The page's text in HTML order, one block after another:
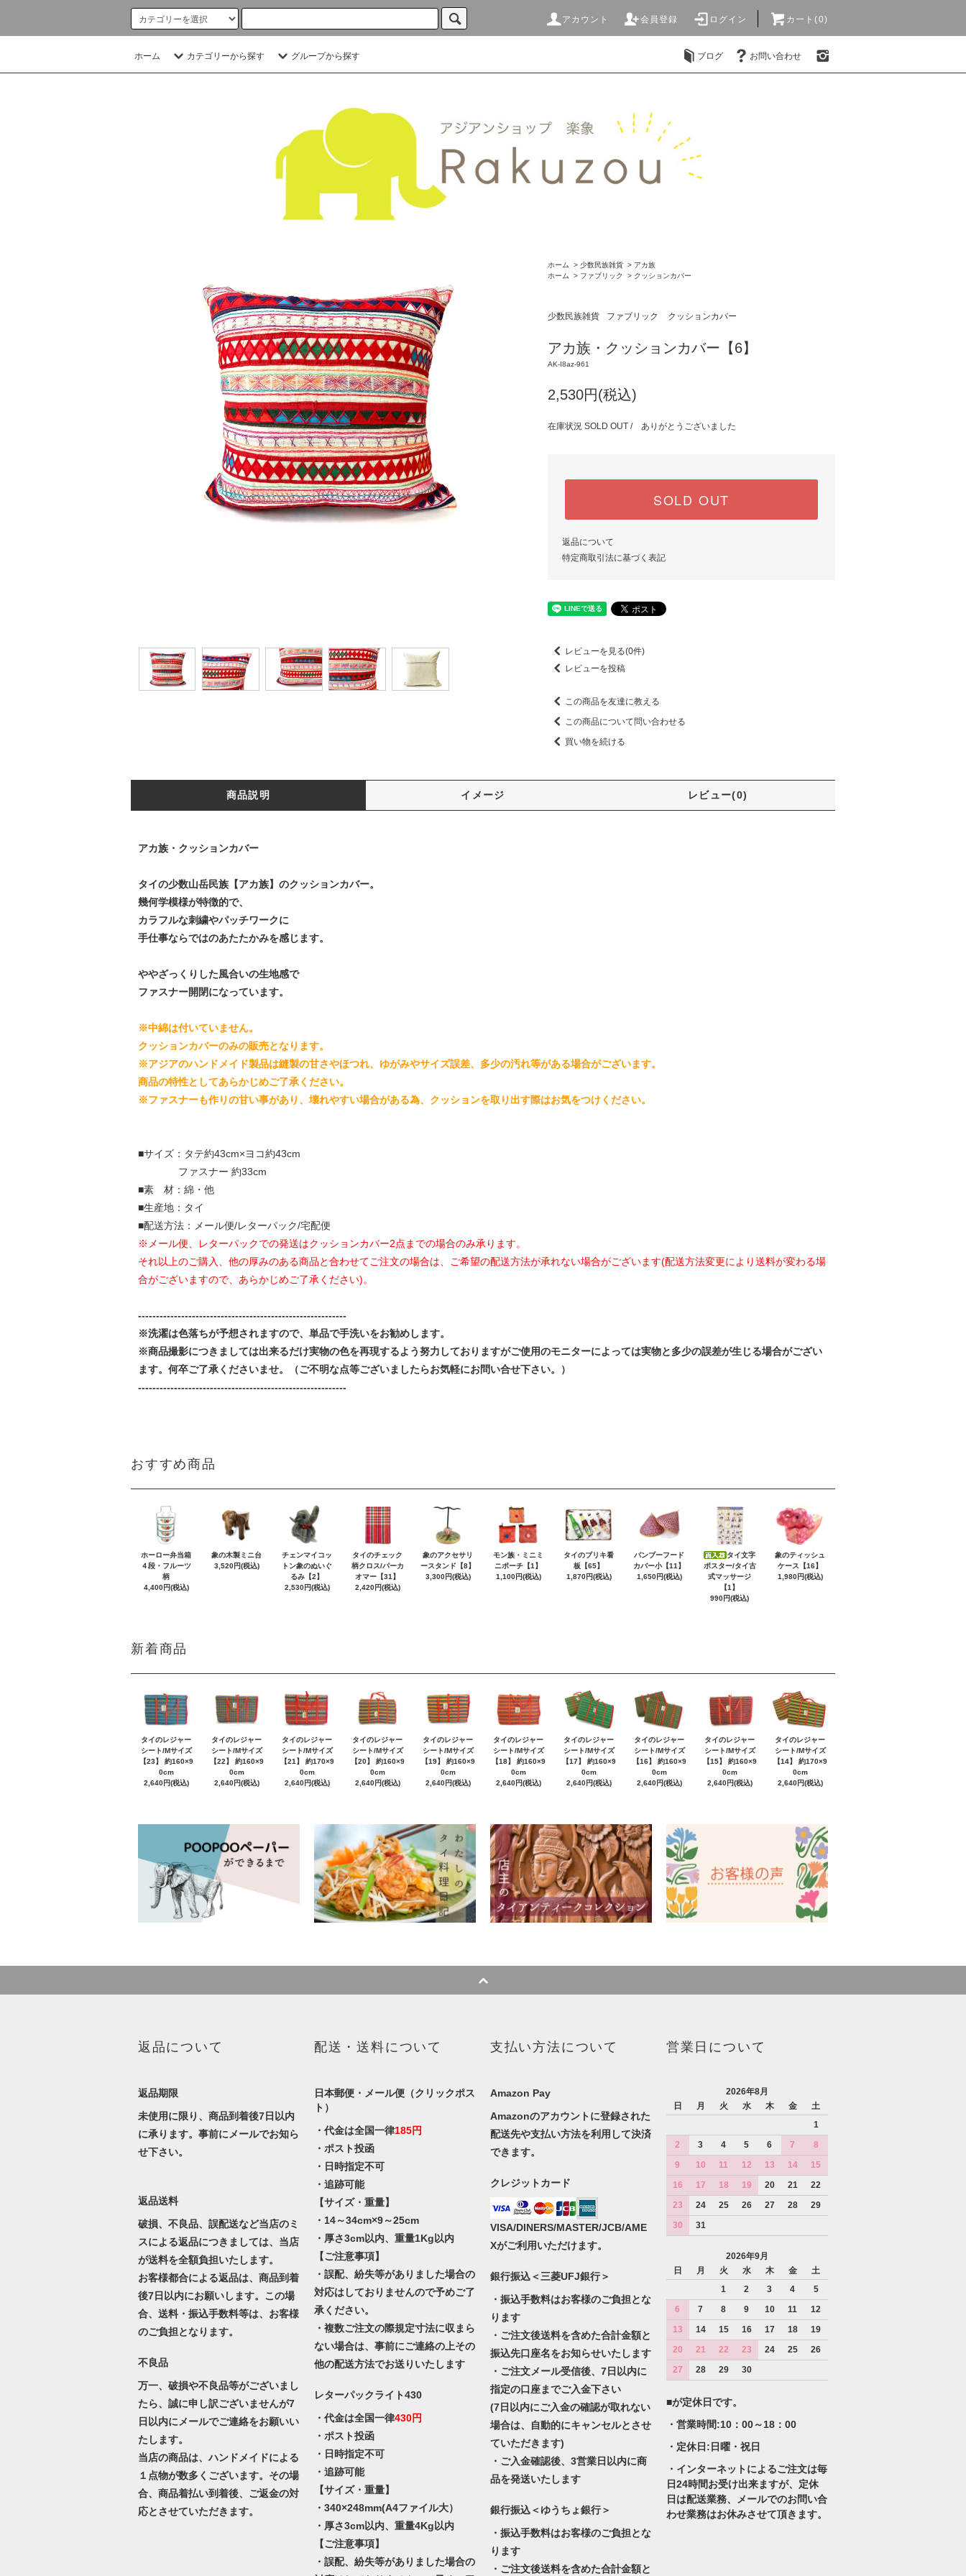
アカウント 会員登録 ログイン カート(0)
ホーム カテゴリーから探す グループから探す ブログ お問い合わせ
ホーム > 少数民族雑貨 > アカ族
ホーム
> ファブリック > クッションカバー
少数民族雑貨 ファブリック クッションカバー
アカ族・クッションカバー【6】
AK-I8az-961
2,530円(税込)
在庫状況 SOLD OUT / ありがとうございました
SOLD OUT
返品について
特定商取引法に基づく表記
レビューを見る(0件)
レビューを投稿
この商品を友達に教える
この商品について問い合わせる
買い物を続ける
商品説明 イメージ レビュー(0)
アカ族・クッションカバー
タイの少数山岳民族【アカ族】のクッションカバー。
幾何学模様が特徴的で、
カラフルな刺繍やパッチワークに
手仕事ならではのあたたかみを感じます。
ややざっくりした風合いの生地感で
ファスナー開閉になっています。
※中綿は付いていません。
クッションカバーのみの販売となります。
※アジアのハンドメイド製品は縫製の甘さやほつれ、ゆがみやサイズ誤差、多少の汚れ等がある場合がございます。
商品の特性としてあらかじめご了承ください。
※ファスナーも作りの甘い事があり、壊れやすい場合がある為、クッションを取り出す際はお気をつけください。
■サイズ：タテ約43cm×ヨコ約43cm
ファスナー 約33cm
■素 材：綿・他
■生産地：タイ
■配送方法：メール便/レターパック/宅配便
※メール便、レターパックでの発送はクッションカバー2点までの場合のみ承ります。
それ以上のご購入、他の厚みのある商品と合わせてご注文の場合は、ご希望の配送方法が承れない場合がございます(配送方法変更により送料が変わる場
合がございますので、あらかじめご了承ください)。
----------------------------------------------------------
※洗濯は色落ちが予想されますので、単品で手洗いをお勧めします。
※商品撮影につきましては出来るだけ実物の色を再現するよう努力しておりますがご使用のモニターによっては実物と多少の誤差が生じる場合がござい
ます。何卒ご了承くださいませ。（ご不明な点等ございましたらお気軽にお問い合せ下さい。）
----------------------------------------------------------
おすすめ商品
ホーロー弁当箱
４段・フルーツ
柄
4,400円(税込)
象の木製ミニ台
3,520円(税込)
チェンマイコッ
トン象のぬいぐ
るみ【2】
2,530円(税込)
タイのチェック
柄クロス/パーカ
オマー【31】
2,420円(税込)
象のアクセサリ
ースタンド【8】
3,300円(税込)
モン族・ミニミ
ニポーチ【1】
1,100円(税込)
タイのブリキ看
板【65】
1,870円(税込)
バンブーフード
カバー小【11】
1,650円(税込)
タイ文字
ポスター/タイ古
式マッサージ
【1】
990円(税込)
象のティッシュ
ケース【16】
1,980円(税込)
新着商品
タイのレジャー
シート/Mサイズ
【23】 約160×9
0cm
2,640円(税込)
タイのレジャー
シート/Mサイズ
【22】 約160×9
0cm
2,640円(税込)
タイのレジャー
シート/Mサイズ
【21】 約170×9
0cm
2,640円(税込)
タイのレジャー
シート/Mサイズ
【20】 約160×9
0cm
2,640円(税込)
タイのレジャー
シート/Mサイズ
【19】 約160×9
0cm
2,640円(税込)
タイのレジャー
シート/Mサイズ
【18】 約160×9
0cm
2,640円(税込)
タイのレジャー
シート/Mサイズ
【17】 約160×9
0cm
2,640円(税込)
タイのレジャー
シート/Mサイズ
【16】 約160×9
0cm
2,640円(税込)
タイのレジャー
シート/Mサイズ
【15】 約160×9
0cm
2,640円(税込)
タイのレジャー
シート/Mサイズ
【14】 約170×9
0cm
2,640円(税込)
返品について
返品期限
未使用に限り、商品到着後7日以内
に承ります。事前にメールでお知ら
せ下さい。
返品送料
破損、不良品、誤配送など当店のミ
スによる返品につきましては、当店
が送料を全額負担いたします。
お客様都合による返品は、商品到着
後7日以内にお願いします。この場
合、送料・振込手数料等は、お客様
のご負担となります。
不良品
万一、破損や不良品等がございまし
たら、誠に申し訳ございませんが7
日以内にメールでご連絡をお願いい
たします。
当店の商品は、ハンドメイドによる
１点物が数多くございます。その場
合、商品着払い到着後、ご返金の対
応とさせていただきます。
配送・送料について
日本郵便・メール便（クリックポス
ト）
・代金は全国一律185円
・ポスト投函
・日時指定不可
・追跡可能
【サイズ・重量】
・14～34cm×9～25cm
・厚さ3cm以内、重量1Kg以内
【ご注意事項】
・誤配、紛失等がありました場合の
対応はしておりませんので予めご了
承ください。
・複数ご注文の際規定寸法に収まら
ない場合は、事前にご連絡の上その
他の配送方法でお送りいたします
レターパックライト430
・代金は全国一律430円
・ポスト投函
・日時指定不可
・追跡可能
【サイズ・重量】
・340×248mm(A4ファイル大）
・厚さ3cm以内、重量4Kg以内
【ご注意事項】
・誤配、紛失等がありました場合の
支払い方法について
Amazon Pay
Amazonのアカウントに登録された
配送先や支払い方法を利用して決済
できます。
クレジットカード
VISA/DINERS/MASTER/JCB/AME
Xがご利用いただけます。
銀行振込＜三菱UFJ銀行＞
・振込手数料はお客様のご負担とな
ります
・ご注文後送料を含めた合計金額と
振込先口座名をお知らせいたします
・ご注文メール受信後、7日以内に
指定の口座までご入金下さい
(7日以内にご入金の確認が取れない
場合は、自動的にキャンセルとさせ
ていただきます)
・ご入金確認後、3営業日以内に商
品を発送いたします
銀行振込＜ゆうちょ銀行＞
・振込手数料はお客様のご負担とな
ります
・ご注文後送料を含めた合計金額と
営業日について
2026年8月
日
月 火 水 木 金
土
1
2
3 4 5 6 7
8
9
10 11 12 13 14
15
16
17 18 19 20 21
22
23
24 25 26 27 28
29
30
31
2026年9月
日
月 火 水 木 金
土
1
2 3 4
5
6
7 8 9 10 11
12
13
14 15 16 17 18
19
20
21 22 23 24 25
26
27
28 29 30
■が定休日です。
・営業時間:10：00～18：00
・定休日:日曜・祝日
・インターネットによるご注文は毎
日24時間お受け出来ますが、定休
日は配送業務、メールでのお問い合
わせ業務はお休みさせて頂きます。